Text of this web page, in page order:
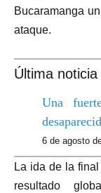
Bucaramanga
ataque.
Última noticia
Una
6 de agosto
La ida de la
resultado